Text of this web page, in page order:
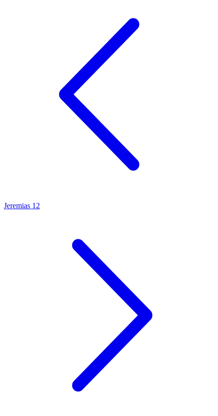
Jeremias 12